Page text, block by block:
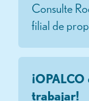
Consulte
filial de
trabajar!